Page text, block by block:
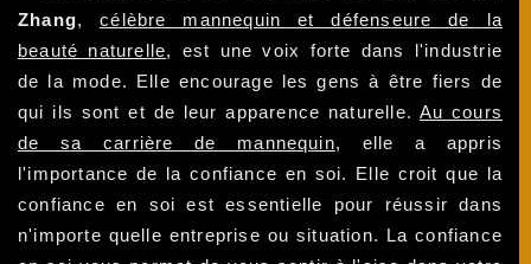
Zhang,célèbre mannequin et défenseure de la
beauté naturelle, est une voix forte dans l'industrie
de la mode. Elle encourage les gens à être fiers de
qui ils sont et de leur apparence naturelle. Au cours
de sa carrière de mannequin, elle a appris
l'importance de la confiance en soi. Elle croit que la
confiance en soi est essentielle pour réussir dans
n'importe quelle entreprise ou situation. La confiance